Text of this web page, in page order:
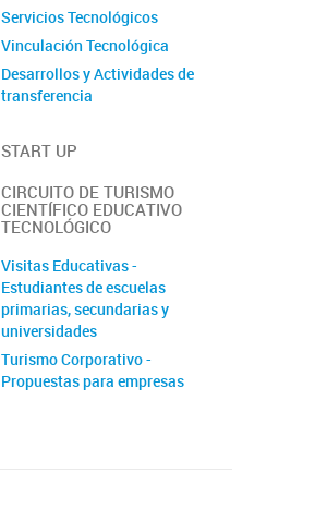
Servicios Tecnológicos
Vinculación Tecnológica
Desarrollos y Actividades de
transferencia
START UP
CIRCUITO DE TURISMO
CIENTÍFICO EDUCATIVO
TECNOLÓGICO
Visitas Educativas -
Estudiantes de escuelas
primarias, secundarias y
universidades
Turismo Corporativo -
Propuestas para empresas